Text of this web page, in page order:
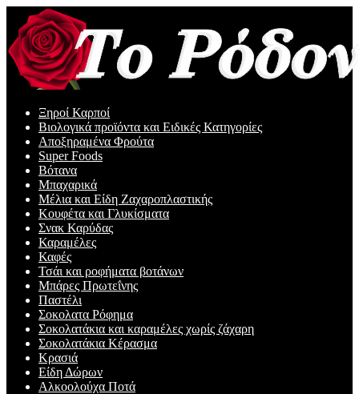
Απευθείας
μετάβαση
στην
πλοήγηση
Μετάβαση
περιεχόμενο
Ξηροί Καρποί
Βιολογικά προϊόντα και Ειδικές Κατηγορίες
Αποξηραμένα Φρούτα
Super Foods
Βότανα
Μπαχαρικά
Μέλια και Είδη Ζαχαροπλαστικής
Κουφέτα και Γλυκίσματα
Σνακ Καρύδας
Καραμέλες
Καφές
Τσάι και ροφήματα βοτάνων
Μπάρες Πρωτεΐνης
Παστέλι
Σοκολατα Ρόφημα
Σοκολατάκια και καραμέλες χωρίς ζάχαρη
Σοκολατάκια Κέρασμα
Κρασιά
Είδη Δώρων
Αλκοολούχα Ποτά